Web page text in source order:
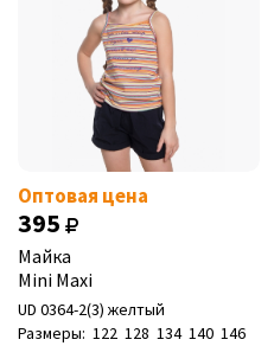
Оптовая цена
395
Майка
Mini Maxi
UD 0364-2(3) желтый
Размеры: 122 128 134 140 146